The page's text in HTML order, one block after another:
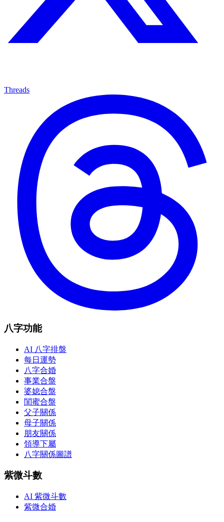
Threads
八字功能
AI 八字排盤
每日運勢
八字合婚
事業合盤
婆媳合盤
閨蜜合盤
父子關係
母子關係
朋友關係
領導下屬
八字關係圖譜
紫微斗數
AI 紫微斗數
紫微合婚